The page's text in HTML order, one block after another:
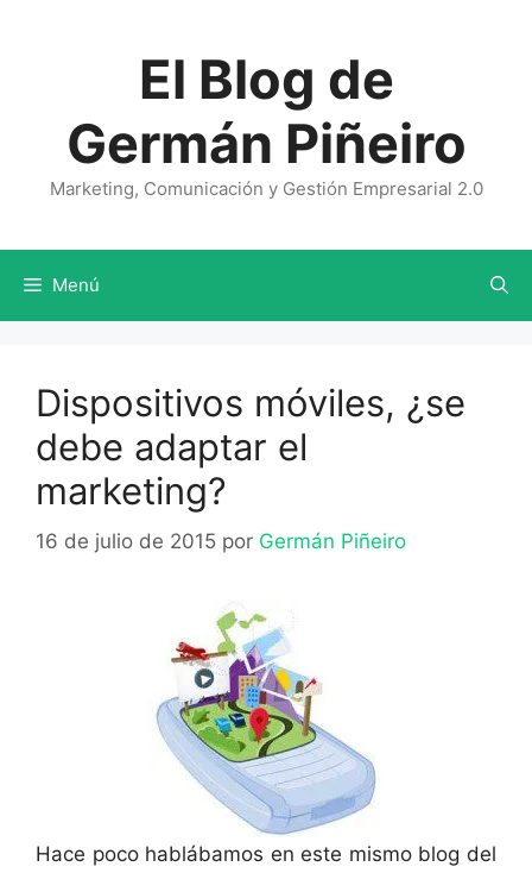
El Blog de
Germán Piñeiro
Marketing, Comunicación y Gestión Empresarial 2.0
Menú
Dispositivos móviles, ¿se
debe adaptar el
marketing?
16 de julio de 2015 por Germán Piñeiro
Hace poco hablábamos en este mismo blog del